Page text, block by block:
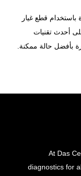
باستخدام قطع غيار
أحدث تقنيات
At Das
diagnostics for